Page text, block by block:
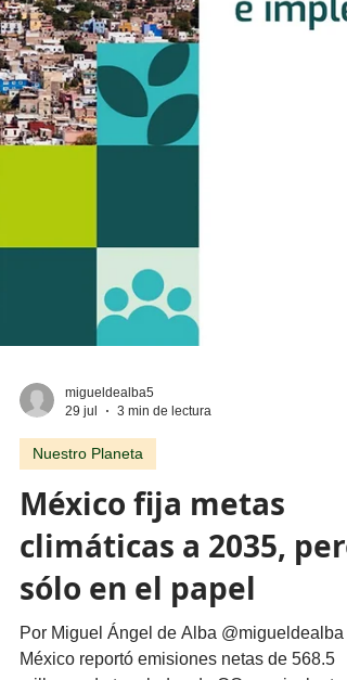
inseguridad, cuya percepción a pesar de
encuestas oficial
29 jul
3 min de lectura
Nuestro Planeta